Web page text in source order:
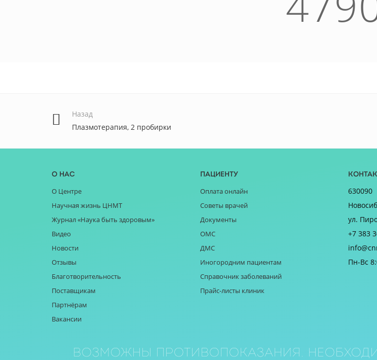
Назад
Плазмотерапия, 2 пробирки
О нас
О Центре
Научная жизнь ЦНМТ
Журнал «Наука быть здоровым»
Видео
Новости
Отзывы
Благотворительность
Поставщикам
Партнёрам
Вакансии
Пациенту
Оплата онлайн
Советы врачей
Документы
ОМС
ДМС
Иногородним пациентам
Справочник заболеваний
Прайс-листы клиник
630090
ул.
+7 383
Пн-Вс
Возможны противопоказания.